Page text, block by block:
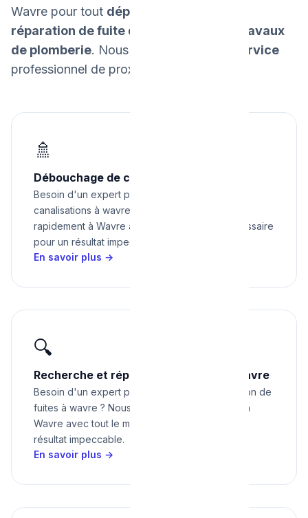
Wavre pour tout dépannage urgent
réparation de fuite d'eau
travaux
de plomberie. Nous
garantissons un service
professionnel de proximité.
🚿
Débouchage de canalisations à Wavre
Besoin d'un expert pour débouchage de
canalisations à wavre ? Nous intervenons
rapidement à Wavre avec tout le matériel nécessaire
pour un résultat impeccable.
En savoir plus →
🔍
Recherche et réparation de fuites à Wavre
Besoin d'un expert pour recherche et réparation de
fuites à wavre ? Nous intervenons rapidement à
Wavre avec tout le matériel nécessaire pour un
résultat impeccable.
En savoir plus →